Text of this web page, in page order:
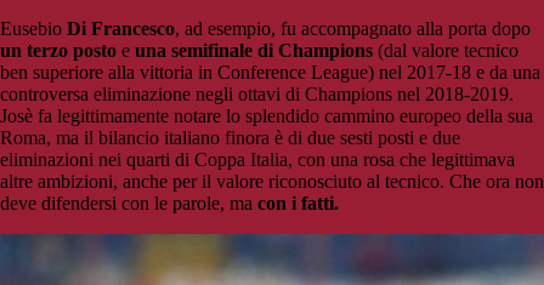
Eusebio Di Francesco, ad esempio, fu accompagnato alla porta dopo
un terzo posto e una semifinale di Champions (dal valore tecnico
ben superiore alla vittoria in Conference League) nel 2017-18 e da una
controversa eliminazione negli ottavi di Champions nel 2018-2019.
Josè fa legittimamente notare lo splendido cammino europeo della sua
Roma, ma il bilancio italiano finora è di due sesti posti e due
eliminazioni nei quarti di Coppa Italia, con una rosa che legittimava
altre ambizioni, anche per il valore riconosciuto al tecnico. Che ora non
deve difendersi con le parole, ma con i fatti.